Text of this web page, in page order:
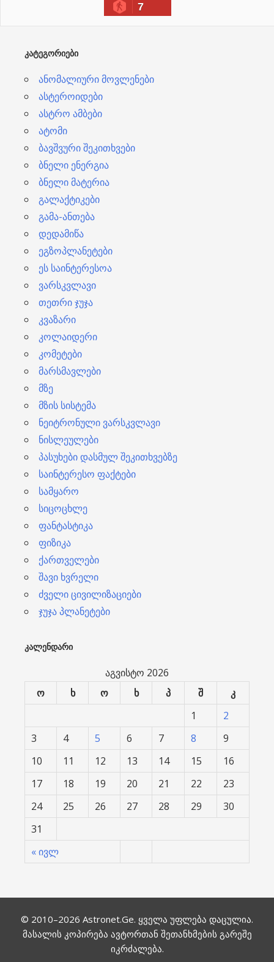
7
ᲙᲐᲢᲔᲒᲝᲠᲘᲔᲑᲘ
ანომალიური მოვლენები
ასტეროიდები
ასტრო ამბები
ატომი
ბავშვური შეკითხვები
ბნელი ენერგია
ბნელი მატერია
გალაქტიკები
გამა-ანთება
დედამიწა
ეგზოპლანეტები
ეს საინტერესოა
ვარსკვლავი
თეთრი ჯუჯა
კვაზარი
კოლაიდერი
კომეტები
მარსმავლები
მზე
მზის სისტემა
ნეიტრონული ვარსკვლავი
ნისლეულები
პასუხები დასმულ შეკითხვებზე
საინტერესო ფაქტები
სამყარო
სიცოცხლე
ფანტასტიკა
ფიზიკა
ქართველები
შავი ხვრელი
ძველი ცივილიზაციები
ჯუჯა პლანეტები
ᲙᲐᲚᲔᲜᲓᲐᲠᲘ
აგვისტო 2026
ო
ხ ო ხ პ შ კ
« ივლ
1
2
3
4 5 6 7 8
9
10
11 12 13 14 15
16
17
18 19 20 21 22
23
24
25 26 27 28 29
30
31
© 2010–2026 Astronet.Ge. ყველა უფლება დაცულია.
მასალის კოპირება ავტორთან შეთანხმების გარეშე
იკრძალება.